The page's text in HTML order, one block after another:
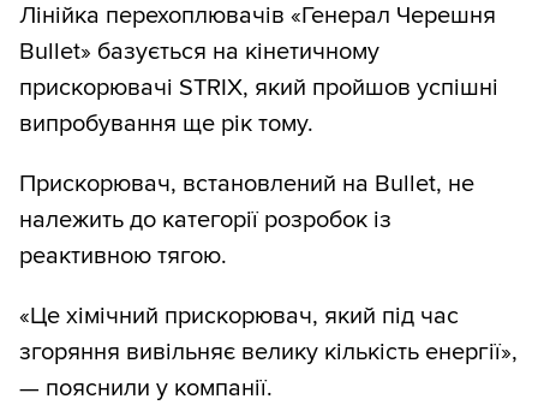
Лінійка перехоплювачів «Генерал Черешня
Bullet» базується на кінетичному
прискорювачі STRIX, який пройшов успішні
випробування ще рік тому.
Прискорювач, встановлений на Bullet, не
належить до категорії розробок із
реактивною тягою.
«Це хімічний прискорювач, який під час
згоряння вивільняє велику кількість енергії»,
— пояснили у компанії.